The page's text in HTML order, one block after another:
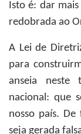
Isto é: dar
redobrada ao
A Lei de
para
anseia neste
nacional: que
nosso país.
seja gerada